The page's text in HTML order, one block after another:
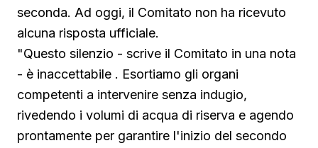
seconda. Ad oggi, il Comitato non ha ricevuto
alcuna risposta ufficiale.
"Questo silenzio - scrive il Comitato in una nota
- è inaccettabile . Esortiamo gli organi
competenti a intervenire senza indugio,
rivedendo i volumi di acqua di riserva e agendo
prontamente per garantire l'inizio del secondo